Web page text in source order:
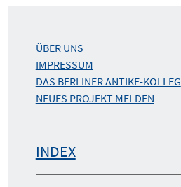
ÜBER UNS
IMPRESSUM
DAS BERLINER ANTIKE-KOLLEG
NEUES PROJEKT MELDEN
INDEX